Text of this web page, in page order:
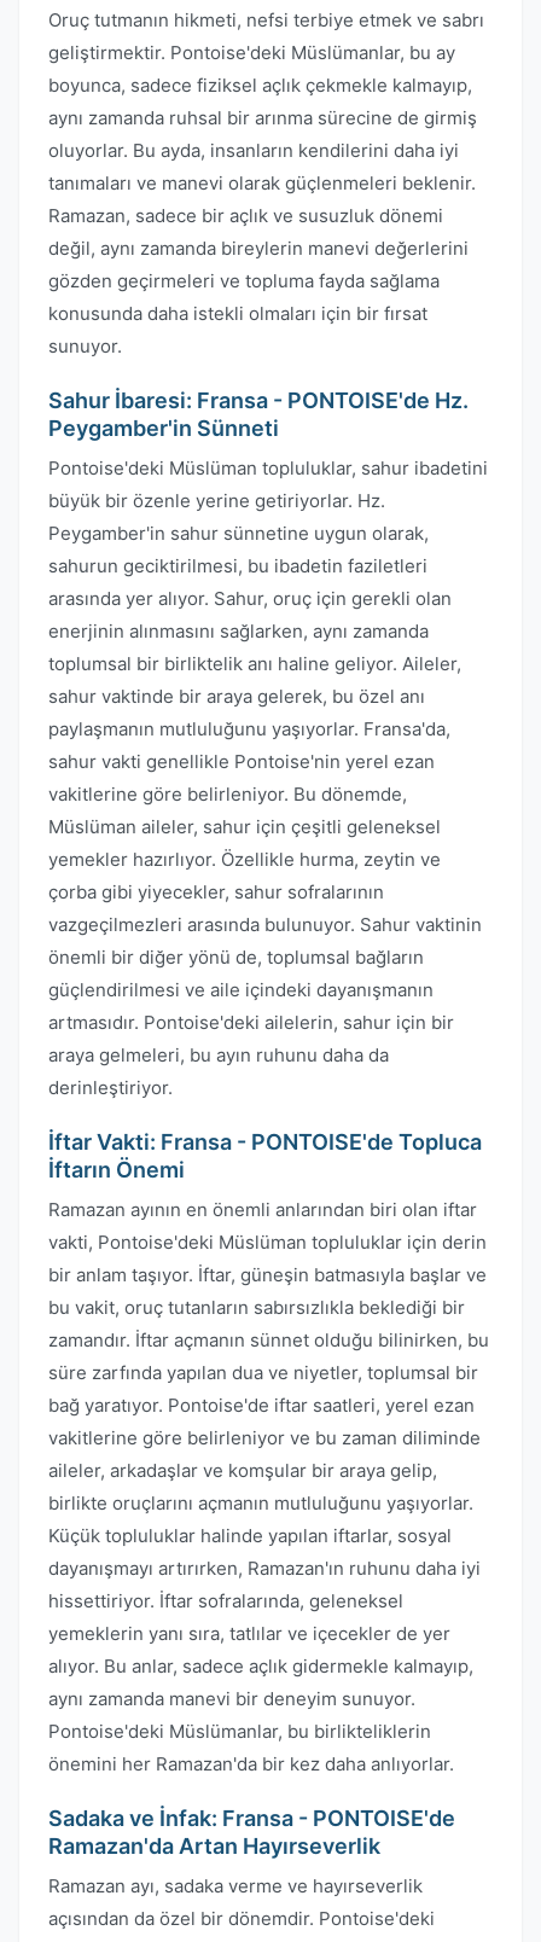
Oruç tutmanın hikmeti, nefsi terbiye etmek ve sabrı
geliştirmektir. Pontoise'deki Müslümanlar, bu ay
boyunca, sadece fiziksel açlık çekmekle kalmayıp,
aynı zamanda ruhsal bir arınma sürecine de girmiş
oluyorlar. Bu ayda, insanların kendilerini daha iyi
tanımaları ve manevi olarak güçlenmeleri beklenir.
Ramazan, sadece bir açlık ve susuzluk dönemi
değil, aynı zamanda bireylerin manevi değerlerini
gözden geçirmeleri ve topluma fayda sağlama
konusunda daha istekli olmaları için bir fırsat
sunuyor.
Sahur İbaresi: Fransa - PONTOISE'de Hz.
Peygamber'in Sünneti
Pontoise'deki Müslüman topluluklar, sahur ibadetini
büyük bir özenle yerine getiriyorlar. Hz.
Peygamber'in sahur sünnetine uygun olarak,
sahurun geciktirilmesi, bu ibadetin faziletleri
arasında yer alıyor. Sahur, oruç için gerekli olan
enerjinin alınmasını sağlarken, aynı zamanda
toplumsal bir birliktelik anı haline geliyor. Aileler,
sahur vaktinde bir araya gelerek, bu özel anı
paylaşmanın mutluluğunu yaşıyorlar. Fransa'da,
sahur vakti genellikle Pontoise'nin yerel ezan
vakitlerine göre belirleniyor. Bu dönemde,
Müslüman aileler, sahur için çeşitli geleneksel
yemekler hazırlıyor. Özellikle hurma, zeytin ve
çorba gibi yiyecekler, sahur sofralarının
vazgeçilmezleri arasında bulunuyor. Sahur vaktinin
önemli bir diğer yönü de, toplumsal bağların
güçlendirilmesi ve aile içindeki dayanışmanın
artmasıdır. Pontoise'deki ailelerin, sahur için bir
araya gelmeleri, bu ayın ruhunu daha da
derinleştiriyor.
İftar Vakti: Fransa - PONTOISE'de Topluca
İftarın Önemi
Ramazan ayının en önemli anlarından biri olan iftar
vakti, Pontoise'deki Müslüman topluluklar için derin
bir anlam taşıyor. İftar, güneşin batmasıyla başlar ve
bu vakit, oruç tutanların sabırsızlıkla beklediği bir
zamandır. İftar açmanın sünnet olduğu bilinirken, bu
süre zarfında yapılan dua ve niyetler, toplumsal bir
bağ yaratıyor. Pontoise'de iftar saatleri, yerel ezan
vakitlerine göre belirleniyor ve bu zaman diliminde
aileler, arkadaşlar ve komşular bir araya gelip,
birlikte oruçlarını açmanın mutluluğunu yaşıyorlar.
Küçük topluluklar halinde yapılan iftarlar, sosyal
dayanışmayı artırırken, Ramazan'ın ruhunu daha iyi
hissettiriyor. İftar sofralarında, geleneksel
yemeklerin yanı sıra, tatlılar ve içecekler de yer
alıyor. Bu anlar, sadece açlık gidermekle kalmayıp,
aynı zamanda manevi bir deneyim sunuyor.
Pontoise'deki Müslümanlar, bu birlikteliklerin
önemini her Ramazan'da bir kez daha anlıyorlar.
Sadaka ve İnfak: Fransa - PONTOISE'de
Ramazan'da Artan Hayırseverlik
Ramazan ayı, sadaka verme ve hayırseverlik
açısından da özel bir dönemdir. Pontoise'deki